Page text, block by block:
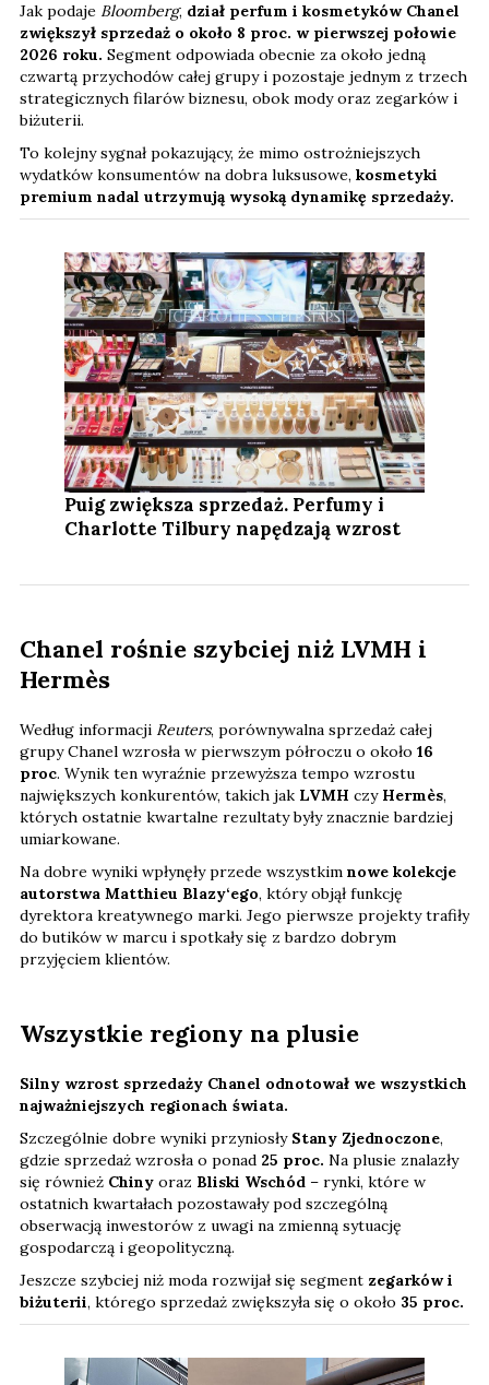
Jak podaje Bloomberg, dział perfum i kosmetyków Chanel
zwiększył sprzedaż o około 8 proc. w pierwszej połowie
2026 roku. Segment odpowiada obecnie za około jedną
czwartą przychodów całej grupy i pozostaje jednym z trzech
strategicznych filarów biznesu, obok mody oraz zegarków i
biżuterii.
To kolejny sygnał pokazujący, że mimo ostrożniejszych
wydatków konsumentów na dobra luksusowe, kosmetyki
premium nadal utrzymują wysoką dynamikę sprzedaży.
Puig zwiększa sprzedaż. Perfumy i
Charlotte Tilbury napędzają wzrost
Chanel rośnie szybciej niż LVMH i
Hermès
Według informacji Reuters, porównywalna sprzedaż całej
grupy Chanel wzrosła w pierwszym półroczu o około 16
proc. Wynik ten wyraźnie przewyższa tempo wzrostu
największych konkurentów, takich jak LVMH czy Hermès,
których ostatnie kwartalne rezultaty były znacznie bardziej
umiarkowane.
Na dobre wyniki wpłynęły przede wszystkim nowe kolekcje
autorstwa Matthieu Blazy‘ego, który objął funkcję
dyrektora kreatywnego marki. Jego pierwsze projekty trafiły
do butików w marcu i spotkały się z bardzo dobrym
przyjęciem klientów.
Wszystkie regiony na plusie
Silny wzrost sprzedaży Chanel odnotował we wszystkich
najważniejszych regionach świata.
Szczególnie dobre wyniki przyniosły Stany Zjednoczone,
gdzie sprzedaż wzrosła o ponad 25 proc. Na plusie znalazły
się również Chiny oraz Bliski Wschód – rynki, które w
ostatnich kwartałach pozostawały pod szczególną
obserwacją inwestorów z uwagi na zmienną sytuację
gospodarczą i geopolityczną.
Jeszcze szybciej niż moda rozwijał się segment zegarków i
biżuterii, którego sprzedaż zwiększyła się o około 35 proc.